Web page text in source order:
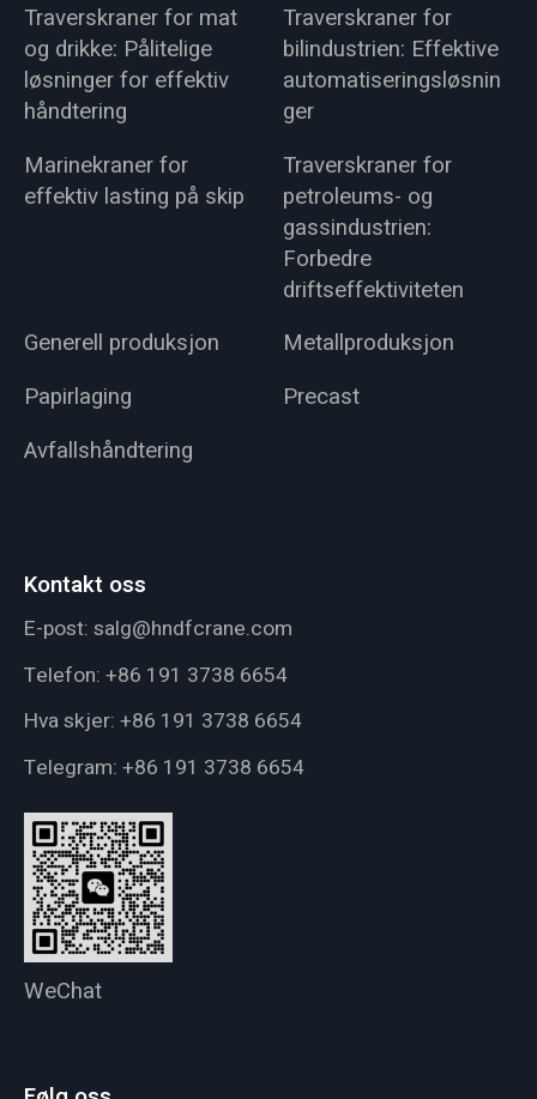
Traverskraner for mat
og drikke: Pålitelige
løsninger for effektiv
håndtering
Traverskraner for
bilindustrien: Effektive
automatiseringsløsnin
ger
Marinekraner for
effektiv lasting på skip
Traverskraner for
petroleums- og
gassindustrien:
Forbedre
driftseffektiviteten
Generell produksjon
Metallproduksjon
Papirlaging
Precast
Avfallshåndtering
Kontakt oss
E-post: salg@hndfcrane.com
Telefon: +86 191 3738 6654
Hva skjer: +86 191 3738 6654
Telegram: +86 191 3738 6654
WeChat